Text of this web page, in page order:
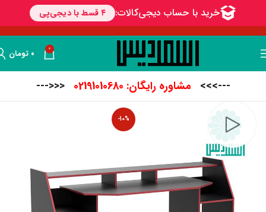
0 ۰ تومان
--->>> مشاوره رایگان: 02191010680 <<<---
-10%